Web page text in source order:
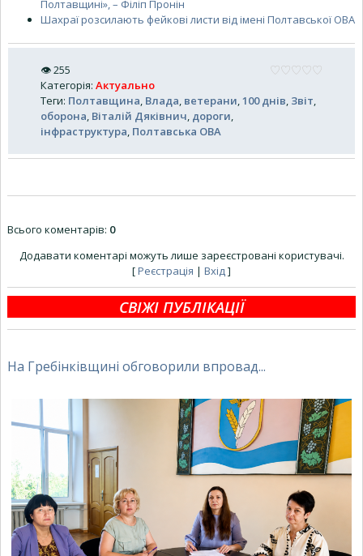
Полтавщині», – Філіп Пронін
Шахраї розсилають фейкові листи від імені Полтавської ОВА
👁255
Категорія: Актуально
Теги: Полтавщина Влада ветерани 100 днів Звіт
оборона Віталій Дяківнич дороги
інфраструктура Полтавська ОВА
Всього коментарів: 0
Додавати коментарі можуть лише зареєстровані користувачі.
[Реєстрація | Вхід ]
СВІЖІ ПУБЛІКАЦІЇ
На Гребінківщині обговорили впровад...